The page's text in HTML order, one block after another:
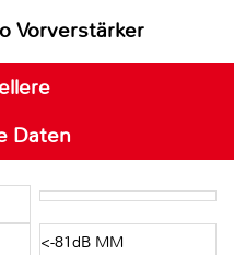
Vorverstärker
Daten
<-81dB MM